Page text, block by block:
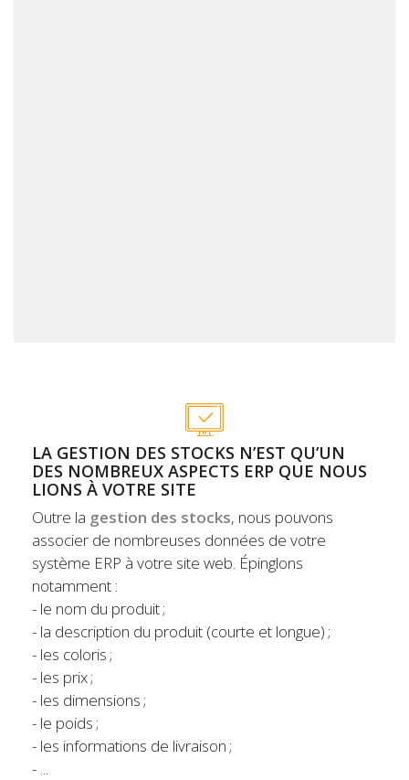
LA GESTION DES STOCKS N’EST QU’UN
DES NOMBREUX ASPECTS ERP QUE NOUS
LIONS À VOTRE SITE
Outre la gestion des stocks, nous pouvons
associer de nombreuses données de votre
système ERP à votre site web. Épinglons
notamment :
- le nom du produit ;
- la description du produit (courte et longue) ;
- les coloris ;
- les prix ;
- les dimensions ;
- le poids ;
- les informations de livraison ;
- ...